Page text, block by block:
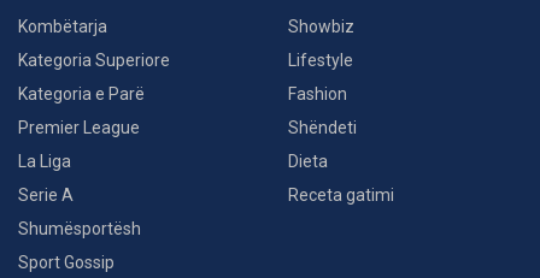
Kombëtarja
Kategoria Superiore
Kategoria e Parë
Premier League
La Liga
Serie A
Shumësportësh
Sport Gossip
Showbiz
Lifestyle
Fashion
Shëndeti
Dieta
Receta gatimi